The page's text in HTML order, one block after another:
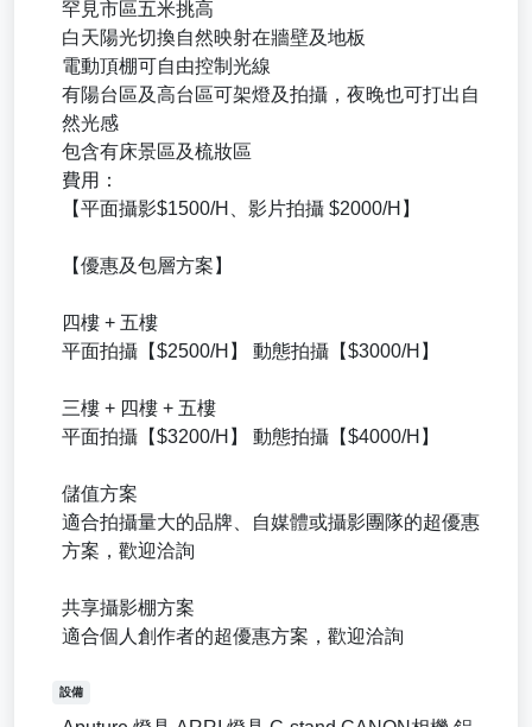
罕見市區五米挑高
白天陽光切換自然映射在牆壁及地板
電動頂棚可自由控制光線
有陽台區及高台區可架燈及拍攝，夜晚也可打出自
然光感
包含有床景區及梳妝區
費用：
【平面攝影$1500/H、影片拍攝 $2000/H】
【優惠及包層方案】
四樓 + 五樓
平面拍攝【$2500/H】 動態拍攝【$3000/H】
三樓 + 四樓 + 五樓
平面拍攝【$3200/H】 動態拍攝【$4000/H】
儲值方案
適合拍攝量大的品牌、自媒體或攝影團隊的超優惠
方案，歡迎洽詢
共享攝影棚方案
適合個人創作者的超優惠方案，歡迎洽詢
設備